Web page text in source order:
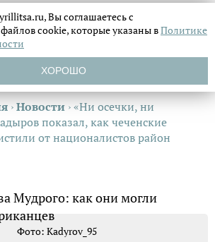
›Новости ›«Ни осечки, ни
показал, как чеченские
от националистов район
Фото: Kadyrov_95
Вы соглашаетесь с
cookie, которые указаны вПолитике
ХОРОШО